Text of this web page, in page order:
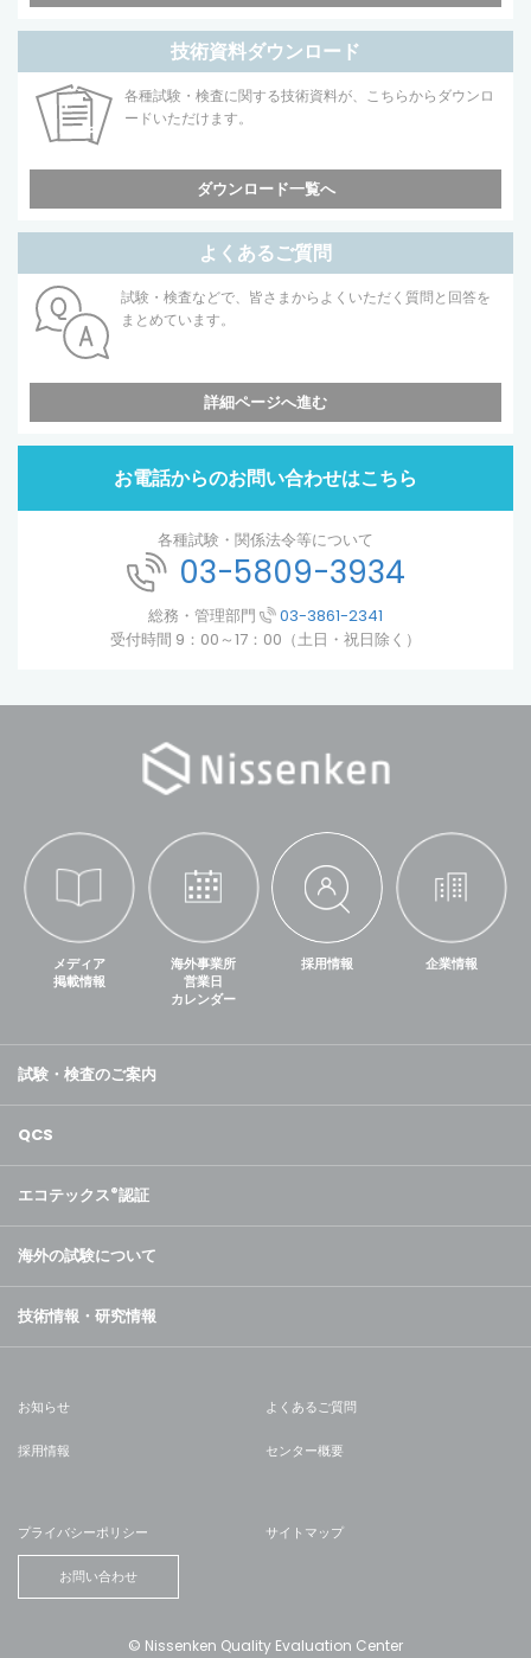
技術資料ダウンロード
各種試験・検査に関する技術資料が、こちらからダウンロ
ードいただけます。
ダウンロード一覧へ
よくあるご質問
試験・検査などで、皆さまからよくいただく質問と回答を
まとめています。
詳細ページへ進む
お電話からのお問い合わせはこちら
各種試験・関係法令等について
03-5809-3934
総務・管理部門
03-3861-2341
受付時間 9：00～17：00（土日・祝日除く）
メディア
掲載情報
海外事業所
営業日
カレンダー
採用情報 企業情報
試験・検査のご案内
QCS
エコテックス®認証
海外の試験について
技術情報・研究情報
お知らせ よくあるご質問
採用情報 センター概要
プライバシーポリシー サイトマップ
お問い合わせ
© Nissenken Quality Evaluation Center